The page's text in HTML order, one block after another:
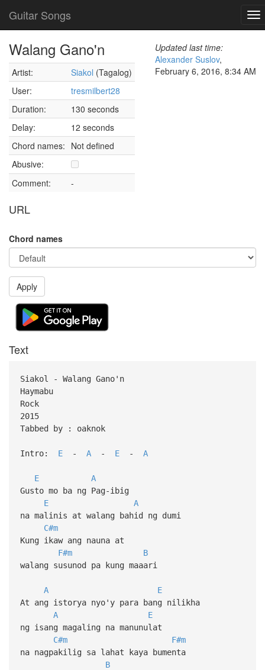
Guitar Songs
Walang Gano'n
Artist: Siakol (Tagalog)
User:
tresmilbert28
Duration:
130 seconds
Delay:
12 seconds
Chord names: Not defined
Abusive:
Comment:
-
URL
Updated last time:
Alexander Suslov,
February 6, 2016, 8:34 AM
Chord names
Apply
Text
Siakol - Walang Gano'n
Haymabu
Rock
2015
Tabbed by : oaknok
Intro: E- A- E- A
E
A
Gusto mo ba ng Pag-ibig
E
A
na malinis at walang bahid ng dumi
C#m
Kung ikaw ang nauna at
F#m
B
walang susunod pa kung maaari
A
E
At ang istorya nyo'y para bang nilikha
A
E
ng isang magaling na manunulat
C#m
F#m
na nagpakilig sa lahat kaya bumenta
B